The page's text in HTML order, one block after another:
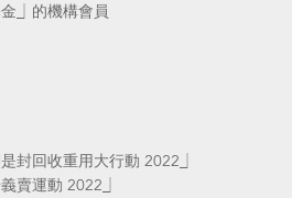
⏌的機構會員
封回收重用大行動 2022⏌
賣運動 2022⏌